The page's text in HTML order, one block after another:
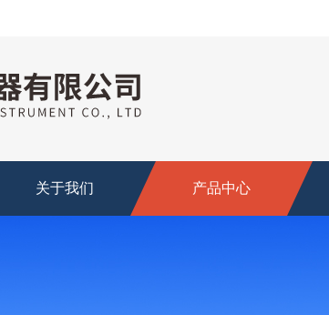
关于我们 产品中心